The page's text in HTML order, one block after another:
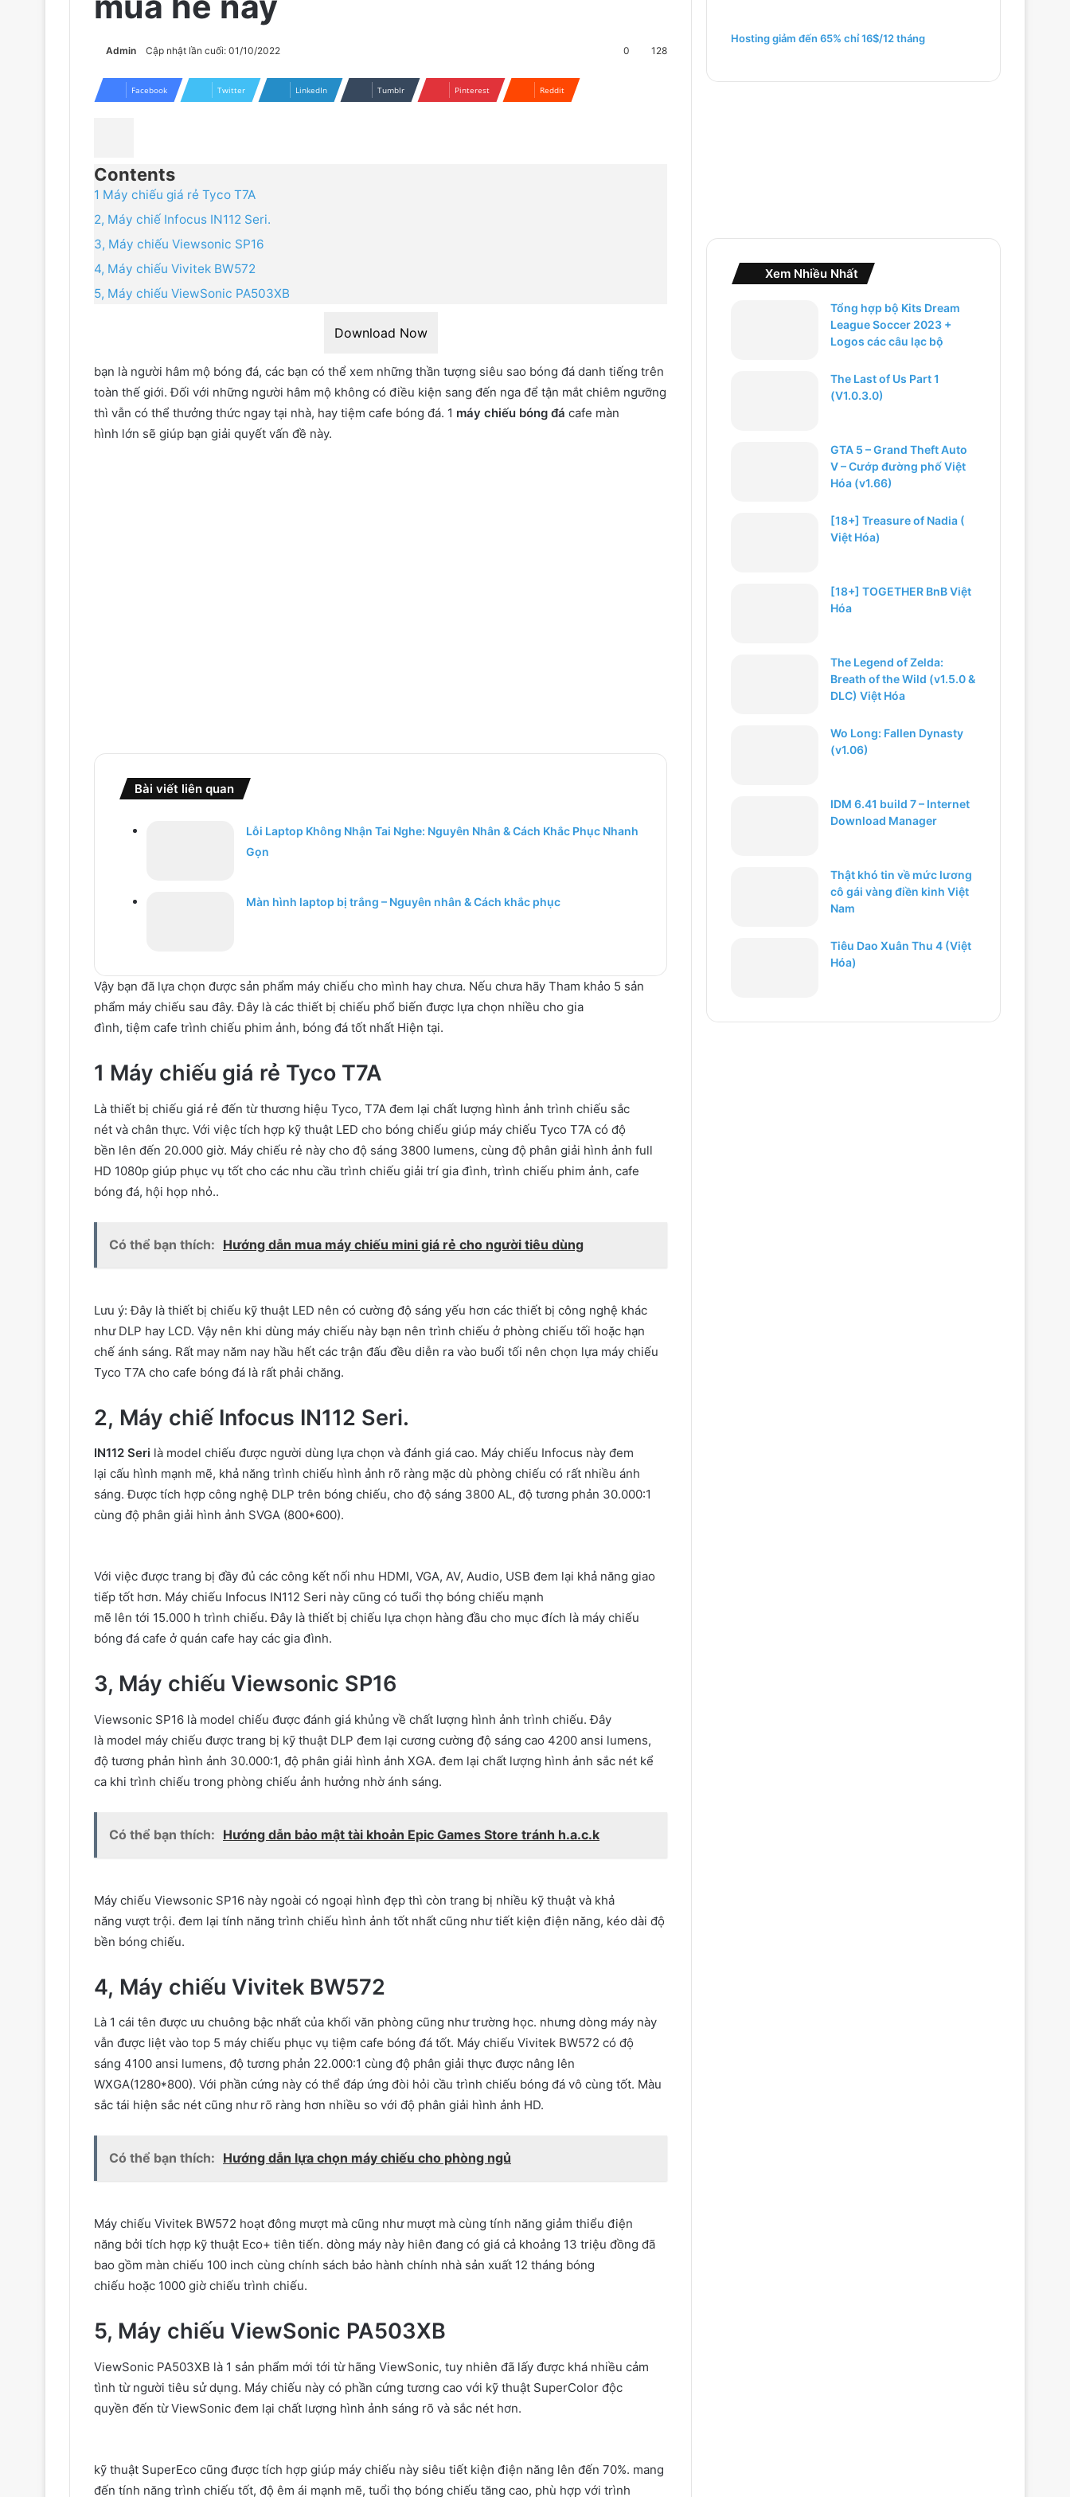
Admin Cập nhật lần cuối: 01/10/2022 0 128
Facebook Twitter LinkedIn Tumblr Pinterest Reddit
Contents
1 Máy chiếu giá rẻ Tyco T7A
2, Máy chiế Infocus IN112 Seri.
3, Máy chiếu Viewsonic SP16
4, Máy chiếu Vivitek BW572
5, Máy chiếu ViewSonic PA503XB
Download Now
bạn là người hâm mộ bóng đá, các bạn có thể xem những thần tượng siêu sao bóng đá danh tiếng trên
toàn thế giới. Đối với những người hâm mộ không có điều kiện sang đến nga để tận mắt chiêm ngưỡng
thì vẫn có thể thưởng thức ngay tại nhà, hay tiệm cafe bóng đá. 1 máy chiếu bóng đá cafe màn
hình lớn sẽ giúp bạn giải quyết vấn đề này.
Bài viết liên quan
Lỗi Laptop Không Nhận Tai Nghe: Nguyên Nhân & Cách Khắc Phục Nhanh
Gọn
Màn hình laptop bị trắng – Nguyên nhân & Cách khắc phục
Vậy bạn đã lựa chọn được sản phẩm máy chiếu cho mình hay chưa. Nếu chưa hãy Tham khảo 5 sản
phẩm máy chiếu sau đây. Đây là các thiết bị chiếu phổ biến được lựa chọn nhiều cho gia
đình, tiệm cafe trình chiếu phim ảnh, bóng đá tốt nhất Hiện tại.
1 Máy chiếu giá rẻ Tyco T7A
Là thiết bị chiếu giá rẻ đến từthương hiệu Tyco, T7A đem lại chất lượng hình ảnh trình chiếu sắc
nét và chân thực. Với việc tích hợp kỹ thuật LED cho bóng chiếu giúp máy chiếu Tyco T7A có độ
bền lên đến 20.000 giờ. Máy chiếu rẻ này cho độ sáng 3800 lumens, cùng độ phân giải hình ảnh full
HD 1080p giúp phục vụ tốt cho các nhu cầu trình chiếu giải trí gia đình, trình chiếu phim ảnh, cafe
bóng đá, hội họp nhỏ..
Có thể bạn thích: Hướng dẫn mua máy chiếu mini giá rẻ cho người tiêu dùng
Lưu ý: Đây là thiết bị chiếu kỹ thuật LED nên có cường độ sáng yếu hơn các thiết bị công nghệ khác
như DLP hay LCD. Vậy nên khi dùng máy chiếu này bạn nên trình chiếu ở phòng chiếu tối hoặc hạn
chế ánh sáng. Rất may năm nay hầu hết các trận đấu đều diễn ra vào buổi tối nên chọn lựa máy chiếu
Tyco T7A cho cafe bóng đá là rất phải chăng.
2, Máy chiế Infocus IN112 Seri.
IN112 Seri là model chiếu được người dùng lựa chọn và đánh giá cao. Máy chiếu Infocus này đem
lại cấu hình mạnh mẽ, khả năng trình chiếu hình ảnh rõ ràng mặc dù phòng chiếu có rất nhiều ánh
sáng. Được tích hợp công nghệ DLP trên bóng chiếu, cho độ sáng 3800 AL, độ tương phản 30.000:1
cùng độ phân giải hình ảnh SVGA (800*600).
Với việc được trang bị đầy đủ các công kết nối nhu HDMI, VGA, AV, Audio, USB đem lại khả năng giao
tiếp tốt hơn. Máy chiếu Infocus IN112 Seri này cũng có tuổi thọ bóng chiếu mạnh
mẽ lên tới 15.000 h trình chiếu. Đây là thiết bị chiếu lựa chọn hàng đầu cho mục đích là máy chiếu
bóng đá cafe ở quán cafe hay các gia đình.
3, Máy chiếu Viewsonic SP16
Viewsonic SP16 là model chiếu được đánh giá khủng về chất lượng hình ảnh trình chiếu. Đây
là model máy chiếu được trang bị kỹ thuật DLP đem lại cương cường độ sáng cao 4200 ansi lumens,
độ tương phản hình ảnh 30.000:1, độ phân giải hình ảnh XGA. đem lại chất lượng hình ảnh sắc nét kể
ca khi trình chiếu trong phòng chiếu ảnh hưởng nhờ ánh sáng.
Có thể bạn thích: Hướng dẫn bảo mật tài khoản Epic Games Store tránh h.a.c.k
Máy chiếu Viewsonic SP16 này ngoài có ngoại hình đẹp thì còn trang bị nhiều kỹ thuật và khả
năng vượt trội. đem lại tính năng trình chiếu hình ảnh tốt nhất cũng nhưtiết kiện điện năng, kéo dài độ
bền bóng chiếu.
4, Máy chiếu Vivitek BW572
Là 1 cái tên được ưu chuông bậc nhất của khối văn phòng cũng nhưtrường học. nhưng dòng máy này
vẫn được liệt vào top 5 máy chiếu phục vụ tiệm cafe bóng đá tốt. Máy chiếu Vivitek BW572 có độ
sáng 4100 ansi lumens, độ tương phản 22.000:1 cùng độ phân giải thực được nâng lên
WXGA(1280*800). Với phần cứng này có thể đáp ứng đòi hỏi cầu trình chiếu bóng đá vô cùng tốt. Màu
sắc tái hiện sắc nét cũng như rõ ràng hơn nhiều so với độ phân giải hình ảnh HD.
Có thể bạn thích: Hướng dẫn lựa chọn máy chiếu cho phòng ngủ
Máy chiếu Vivitek BW572 hoạt đông mượt mà cũng như mượt mà cùng tính năng giảm thiểu điện
năng bởi tích hợp kỹ thuật Eco+ tiên tiến. dòng máy này hiên đang có giá cả khoảng 13 triệu đồng đã
bao gồm màn chiếu 100 inch cùng chính sách bảo hành chính nhà sản xuất 12 tháng bóng
chiếu hoặc 1000 giờ chiếu trình chiếu.
5, Máy chiếu ViewSonic PA503XB
ViewSonic PA503XB là 1 sản phẩm mới tới từ hãng ViewSonic, tuy nhiên đã lấy được khá nhiều cảm
tình từ người tiêu sử dụng. Máy chiếu này có phần cứng tương cao với kỹ thuật SuperColor độc
quyền đến từ ViewSonic đem lại chất lượng hình ảnh sáng rõ và sắc nét hơn.
kỹ thuật SuperEco cũng được tích hợp giúp máy chiếu này siêu tiết kiện điện năng lên đến 70%. mang
đến tính năng trình chiếu tốt, độ êm ái mạnh mẽ, tuổi thọ bóng chiếu tăng cao, phù hợp với trình
h
Hosting giảm đến 65% chỉ 16$/12 tháng
Xem Nhiều Nhất
Tổng hợp bộ Kits Dream
League Soccer 2023 +
Logos các câu lạc bộ
The Last of Us Part 1
(V1.0.3.0)
GTA 5 – Grand Theft Auto
V – Cướp đường phố Việt
Hóa (v1.66)
[18+] Treasure of Nadia (
Việt Hóa)
[18+] TOGETHER BnB Việt
Hóa
The Legend of Zelda:
Breath of the Wild (v1.5.0 &
DLC) Việt Hóa
Wo Long: Fallen Dynasty
(v1.06)
IDM 6.41 build 7 – Internet
Download Manager
Thật khó tin về mức lương
cô gái vàng điền kinh Việt
Nam
Tiêu Dao Xuân Thu 4 (Việt
Hóa)